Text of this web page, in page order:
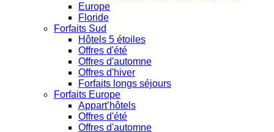
Europe
Floride
Forfaits Sud
Hôtels 5 étoiles
Offres d'été
Offres d'automne
Offres d'hiver
Forfaits longs séjours
Forfaits Europe
Appart’hôtels
Offres d'été
Offres d'automne